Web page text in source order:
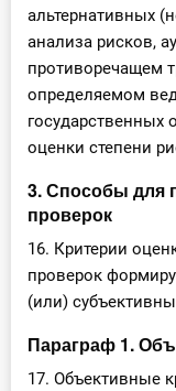
альтернативных
анализа рисков,
противоречащем
определяемом
государственных
оценки степени
3. Способы для
проверок
16. Критерии
проверок
(или)
Параграф 1.
17. Объективные